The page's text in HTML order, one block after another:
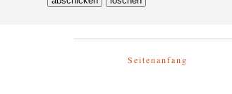
Seitenanfang